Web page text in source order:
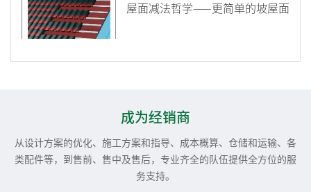
屋面减法哲学——更简单的坡屋面
成为经销商
从设计方案的优化、施工方案和指导、成本概算、仓储和运输、各
类配件等，到售前、售中及售后，专业齐全的队伍提供全方位的服
务支持。